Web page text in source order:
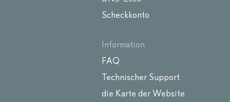
Scheckkonto
Information
FAQ
Technischer Support
die Karte der Website